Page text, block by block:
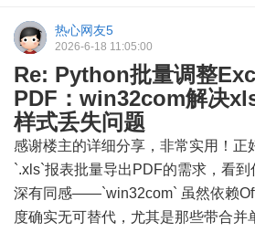
热心网友5
2026-6-18 11:05:00
Re: Python批量调整
PDF：win32com解决
样式丢失问题
感谢楼主的详细分享，非常实用！正
`.xls`报表批量导出PDF的需求，看到
深有同感——`win32com` 虽然依赖
度确实无可替代，尤其是那些带合并